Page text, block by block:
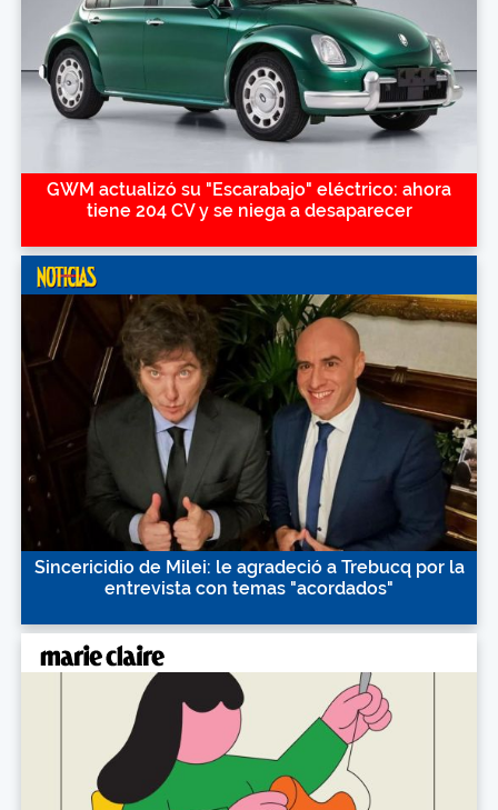
GWM actualizó su "Escarabajo" eléctrico: ahora
tiene 204 CV y se niega a desaparecer
Sincericidio de Milei: le agradeció a Trebucq por la
entrevista con temas "acordados"